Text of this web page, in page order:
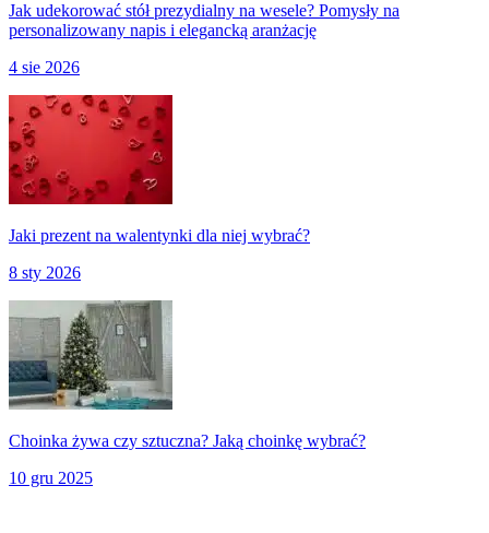
Jak udekorować stół prezydialny na wesele? Pomysły na
personalizowany napis i elegancką aranżację
4 sie 2026
Jaki prezent na walentynki dla niej wybrać?
8 sty 2026
Choinka żywa czy sztuczna? Jaką choinkę wybrać?
10 gru 2025